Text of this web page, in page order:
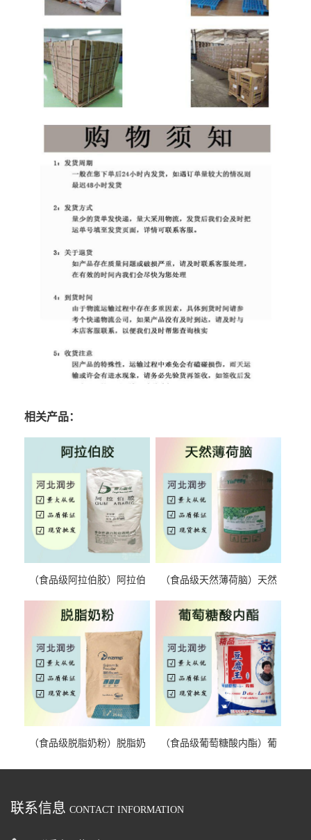
相关产品：
（食品级阿拉伯胶）阿拉伯
（食品级天然薄荷脑）天然
（食品级脱脂奶粉）脱脂奶
（食品级葡萄糖酸内酯）葡
联系信息 CONTACT INFORMATION